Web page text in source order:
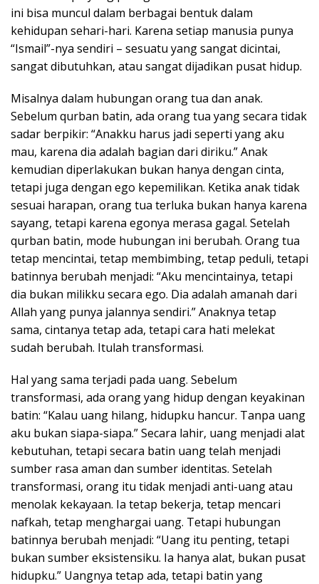
ini bisa muncul dalam berbagai bentuk dalam
kehidupan sehari-hari. Karena setiap manusia punya
“Ismail”-nya sendiri – sesuatu yang sangat dicintai,
sangat dibutuhkan, atau sangat dijadikan pusat hidup.
Misalnya dalam hubungan orang tua dan anak.
Sebelum qurban batin, ada orang tua yang secara tidak
sadar berpikir: “Anakku harus jadi seperti yang aku
mau, karena dia adalah bagian dari diriku.” Anak
kemudian diperlakukan bukan hanya dengan cinta,
tetapi juga dengan ego kepemilikan. Ketika anak tidak
sesuai harapan, orang tua terluka bukan hanya karena
sayang, tetapi karena egonya merasa gagal. Setelah
qurban batin, mode hubungan ini berubah. Orang tua
tetap mencintai, tetap membimbing, tetap peduli, tetapi
batinnya berubah menjadi: “Aku mencintainya, tetapi
dia bukan milikku secara ego. Dia adalah amanah dari
Allah yang punya jalannya sendiri.” Anaknya tetap
sama, cintanya tetap ada, tetapi cara hati melekat
sudah berubah. Itulah transformasi.
Hal yang sama terjadi pada uang. Sebelum
transformasi, ada orang yang hidup dengan keyakinan
batin: “Kalau uang hilang, hidupku hancur. Tanpa uang
aku bukan siapa-siapa.” Secara lahir, uang menjadi alat
kebutuhan, tetapi secara batin uang telah menjadi
sumber rasa aman dan sumber identitas. Setelah
transformasi, orang itu tidak menjadi anti-uang atau
menolak kekayaan. Ia tetap bekerja, tetap mencari
nafkah, tetap menghargai uang. Tetapi hubungan
batinnya berubah menjadi: “Uang itu penting, tetapi
bukan sumber eksistensiku. Ia hanya alat, bukan pusat
hidupku.” Uangnya tetap ada, tetapi batin yang